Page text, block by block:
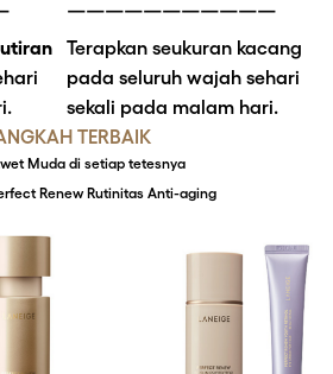
￣￣￣￣￣￣￣￣￣￣￣
Terapkan seukuran kacang
pada seluruh wajah sehari
sekali pada malam hari.
TERBAIK
Muda di setiap tetesnya
Renew Rutinitas Anti-aging